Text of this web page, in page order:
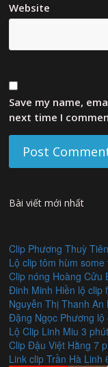
Website
Save my name,
next time I
Bài viết mới nhất
Clip Phương Thuỳ
Lộ clip tôm hùm
Clip nóng Hoàng Cửu
Đinh Minh Hiền lộ clip
Nguyễn Thị Thanh
Đặng Ngọc Phương
Lộ Clip Linh Miu 3
Clip Đậu Việt Hằng 7
Link clip Trần Hà Linh